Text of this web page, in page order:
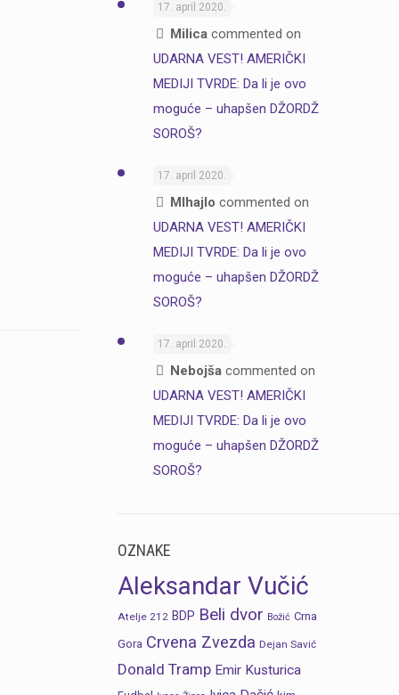
17. april 2020.
Milicacommented on
UDARNA VEST! AMERIČKI
MEDIJI TVRDE: Da li je ovo
moguće – uhapšen DŽORDŽ
SOROŠ?
17. april 2020.
MIhajlo commented on
UDARNA VEST! AMERIČKI
MEDIJI TVRDE: Da li je ovo
moguće – uhapšen DŽORDŽ
SOROŠ?
17. april 2020.
Nebojšacommented on
UDARNA VEST! AMERIČKI
MEDIJI TVRDE: Da li je ovo
moguće – uhapšen DŽORDŽ
SOROŠ?
OZNAKE
Aleksandar Vučić
Atelje 212 BDP Beli dvor Božić Crna
Gora Crvena Zvezda Dejan Savić
Donald Tramp Emir Kusturica